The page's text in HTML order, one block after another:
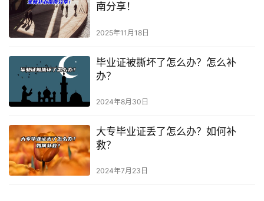
南分享！
2025年11月18日
毕业证被撕坏了怎么办？怎么补
办？
2024年8月30日
大专毕业证丢了怎么办？如何补
救？
2024年7月23日